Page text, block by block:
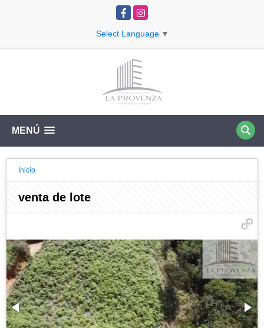
FacebookInstagram
Select Language ▼
MENÚ
Inicio
venta de lote